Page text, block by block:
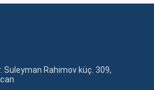
Suleyman Rahimov küç. 309,